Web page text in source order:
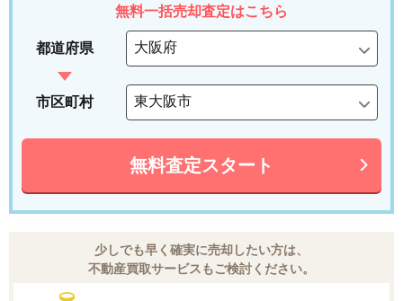
無料一括売却査定はこちら
都道府県
市区町村
無料査定スタート
少しでも早く確実に売却したい方は、
不動産買取サービスもご検討ください。